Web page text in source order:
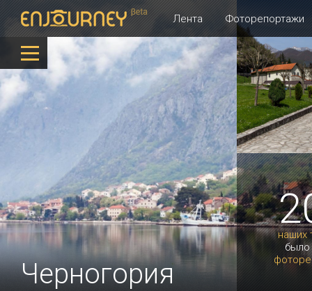
Лента Фоторепортажи
наших
было
Черногория